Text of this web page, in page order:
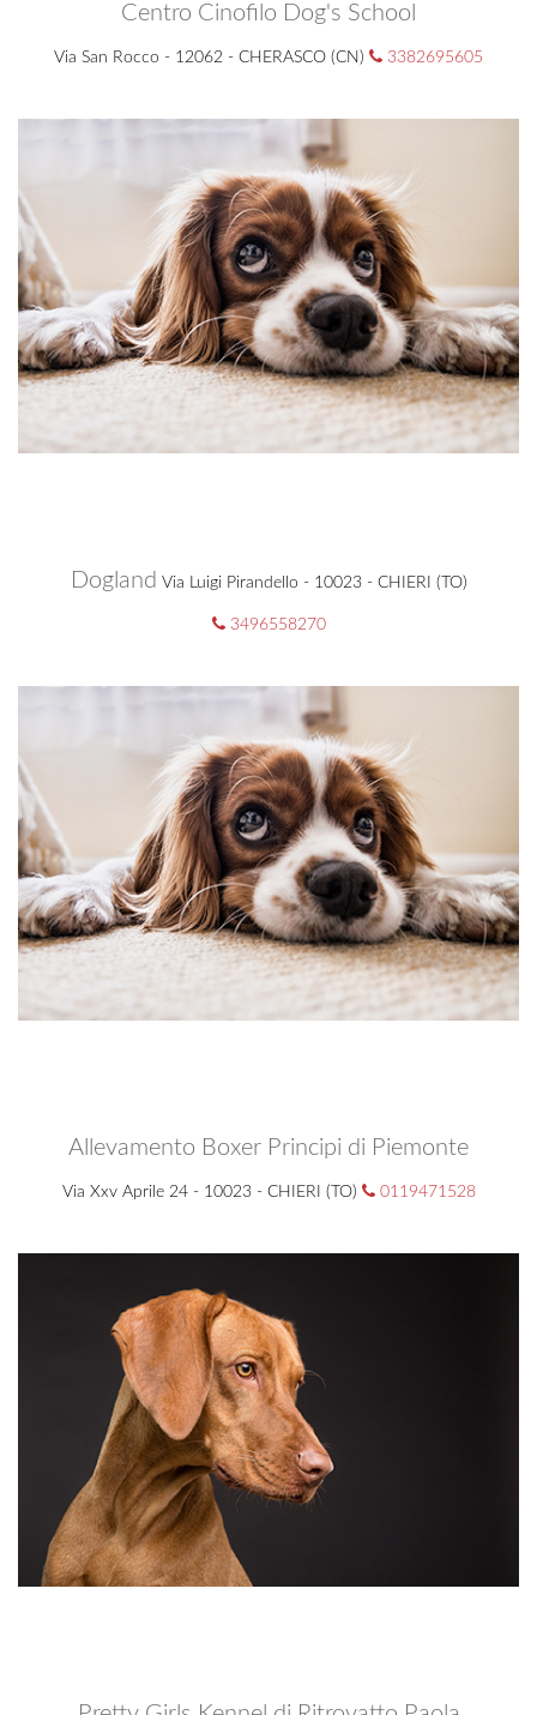
Centro Cinofilo Dog's School
Via San Rocco - 12062 - CHERASCO (CN) 3382695605
Dogland Via Luigi Pirandello - 10023 - CHIERI (TO)
3496558270
Allevamento Boxer Principi di Piemonte
Via Xxv Aprile 24 - 10023 - CHIERI (TO) 0119471528